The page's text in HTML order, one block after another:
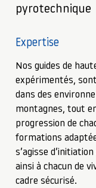
pyrotechnique
Expertise
Nos guides de
expérimentés,
dans des
montagnes, tout
progression de
formations
s’agisse
ainsi à chacun de
cadre sécurisé.